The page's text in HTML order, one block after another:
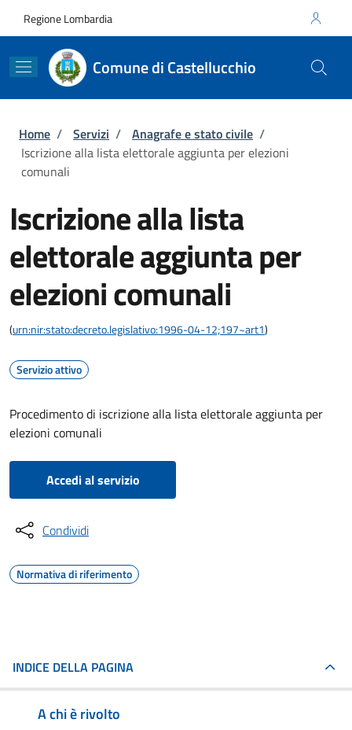
Regione Lombardia
Comune di Castellucchio
Briciole di pane
Home / Servizi / Anagrafe e stato civile /
Iscrizione alla lista elettorale aggiunta per elezioni
comunali
Iscrizione alla lista
elettorale aggiunta per
elezioni comunali
(urn:nir:stato:decreto.legislativo:1996-04-12;197~art1)
Servizio attivo
Procedimento di iscrizione alla lista elettorale aggiunta per
elezioni comunali
Accedi al servizio
Condividi
Normativa di riferimento
INDICE DELLA PAGINA
A chi è rivolto